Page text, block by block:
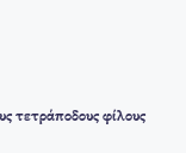
τετράποδους φίλους